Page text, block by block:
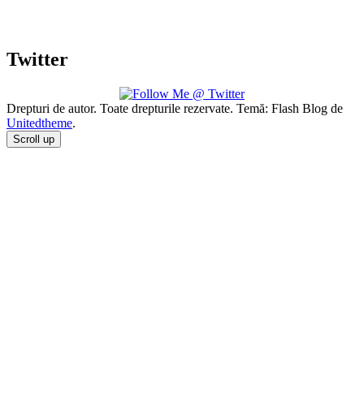
Twitter
Drepturi de autor. Toate drepturile rezervate. Temă: Flash Blog de
Unitedtheme.
Scroll up